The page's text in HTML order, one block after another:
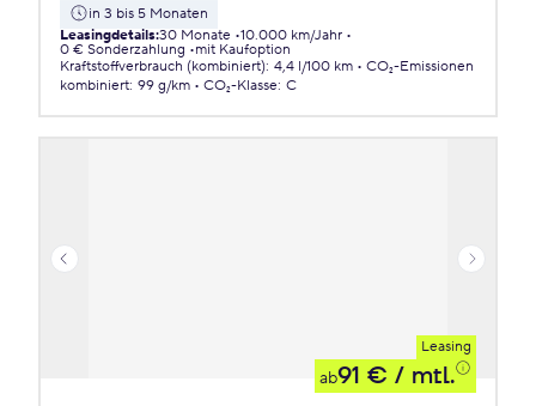
in 3 bis 5 Monaten
Leasingdetails:30 Monate 10.000 km/Jahr
0 € Sonderzahlung
mit Kaufoption
Kraftstoffverbrauch (kombiniert): 4,4 l/100 km
CO₂-Emissionen
kombiniert: 99 g/km CO₂-Klasse: C
Leasing
ab91 € / mtl.